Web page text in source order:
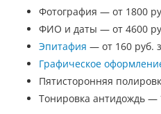
Фотография — от 1800
ФИО и даты — от 4600
Эпитафия — от 160 руб.
Графическое
Пятисторонняя
Тонировка антидождь